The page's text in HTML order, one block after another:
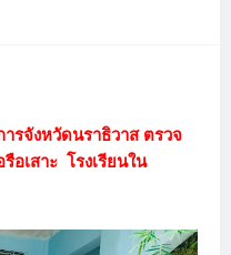
รจังหวัดนราธิวาส ตรวจ
อเสาะ โรงเรียนใน